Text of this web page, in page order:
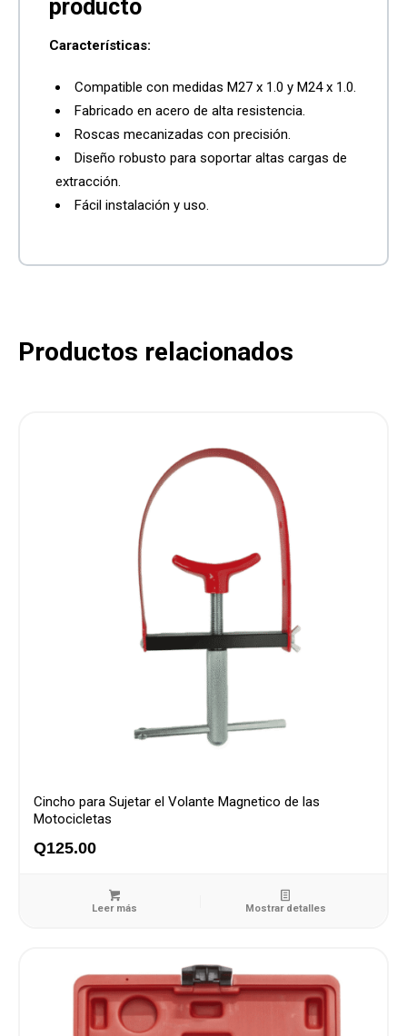
Características:
Compatible con medidas M27 x 1.0 y M24 x 1.0.
Fabricado en acero de alta resistencia.
Roscas mecanizadas con precisión.
Diseño robusto para soportar altas cargas de
extracción.
Fácil instalación y uso.
Productos relacionados
Cincho para Sujetar el Volante Magnetico de las
Motocicletas
Q125.00
Leer más Mostrar detalles